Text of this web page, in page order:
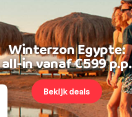
Winterzon Egypte:
all-in vanaf €599 p.p.
Bekijk deals